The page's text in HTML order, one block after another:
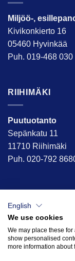
Miljöö-,
Kivikonkierto 16
05460 Hyvinkää
Puh. 019-468 030
RIIHIMÄKI
Puutuotanto
Sepänkatu 11
11710 Riihimäki
Puh. 020-792
English
We use cookies
We may place these
show personalised
more information about